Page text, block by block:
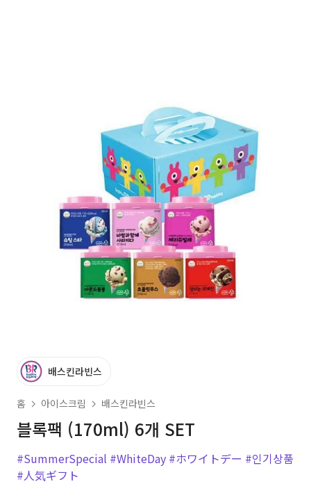
배스킨라빈스
홈 아이스크림 배스킨라빈스
블록팩 (170ml) 6개 SET
#SummerSpecial #WhiteDay #ホワイトデー #인기상품
#人気ギフト